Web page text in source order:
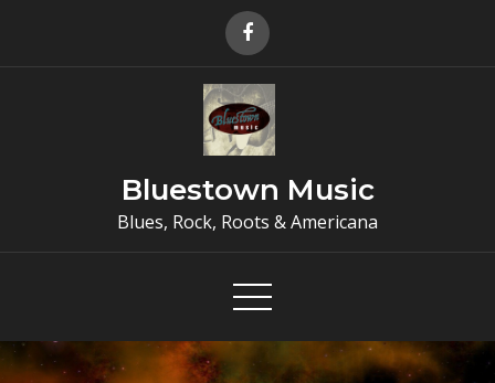
Bluestown Music
Blues, Rock, Roots & Americana